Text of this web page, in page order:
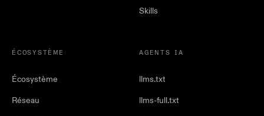
Skills
ÉCOSYSTÈME
Écosystème
Réseau
AGENTS IA
llms.txt
llms-full.txt